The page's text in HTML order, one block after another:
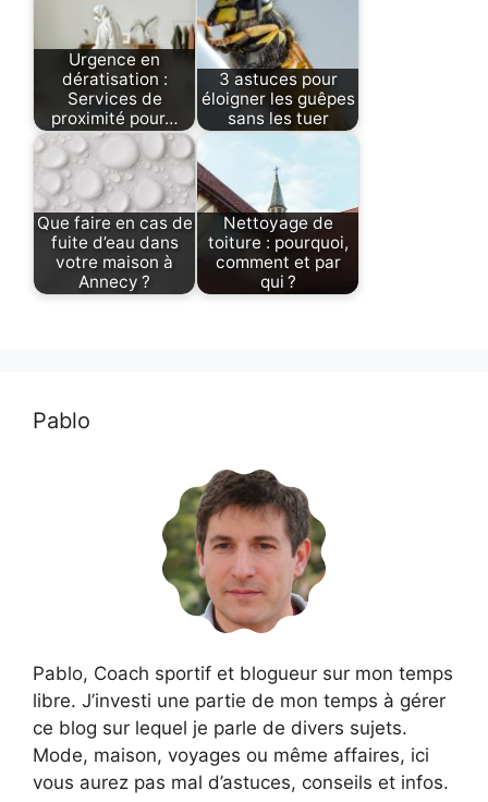
Urgence en
dératisation :
Services de
proximité pour…
3 astuces pour
éloigner les guêpes
sans les tuer
Que faire en cas de
fuite d’eau dans
votre maison à
Annecy ?
Nettoyage de
toiture : pourquoi,
comment et par
qui ?
Pablo
Pablo, Coach sportif et blogueur sur mon temps
libre. J’investi une partie de mon temps à gérer
ce blog sur lequel je parle de divers sujets.
Mode, maison, voyages ou même affaires, ici
vous aurez pas mal d’astuces, conseils et infos.